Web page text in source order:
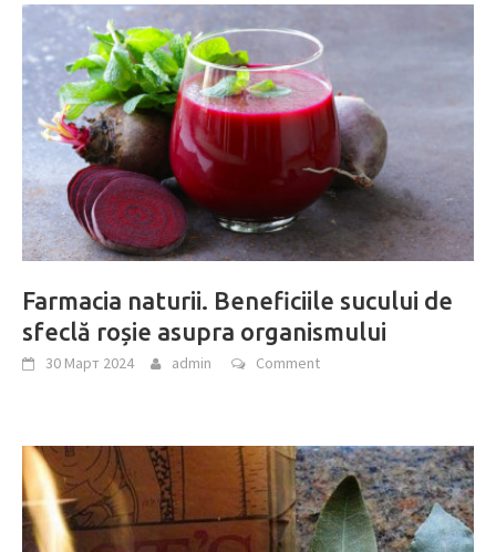
Farmacia naturii. Beneficiile sucului de
sfeclă roșie asupra organismului
30 Март 2024 admin Comment